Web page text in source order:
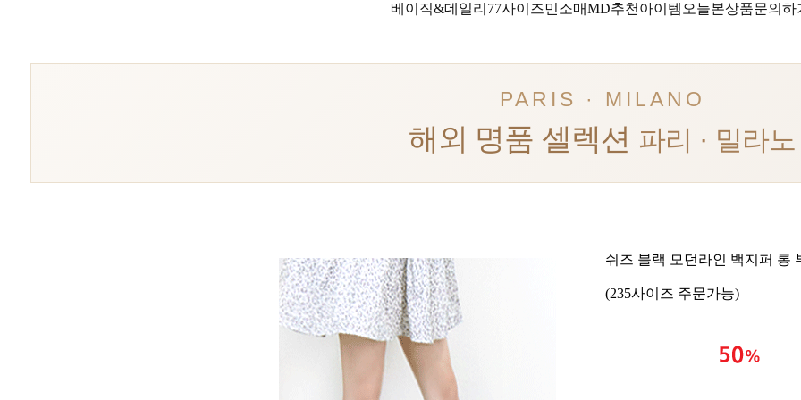
베이직&데일리 77사이즈민소매MD추천아이템 오늘본상품문의하
PARIS · MILANO
해외 명품 셀렉션 파리 · 밀라노
쉬즈 블랙 모던라인 백지퍼 롱
(235사이즈 주문가능)